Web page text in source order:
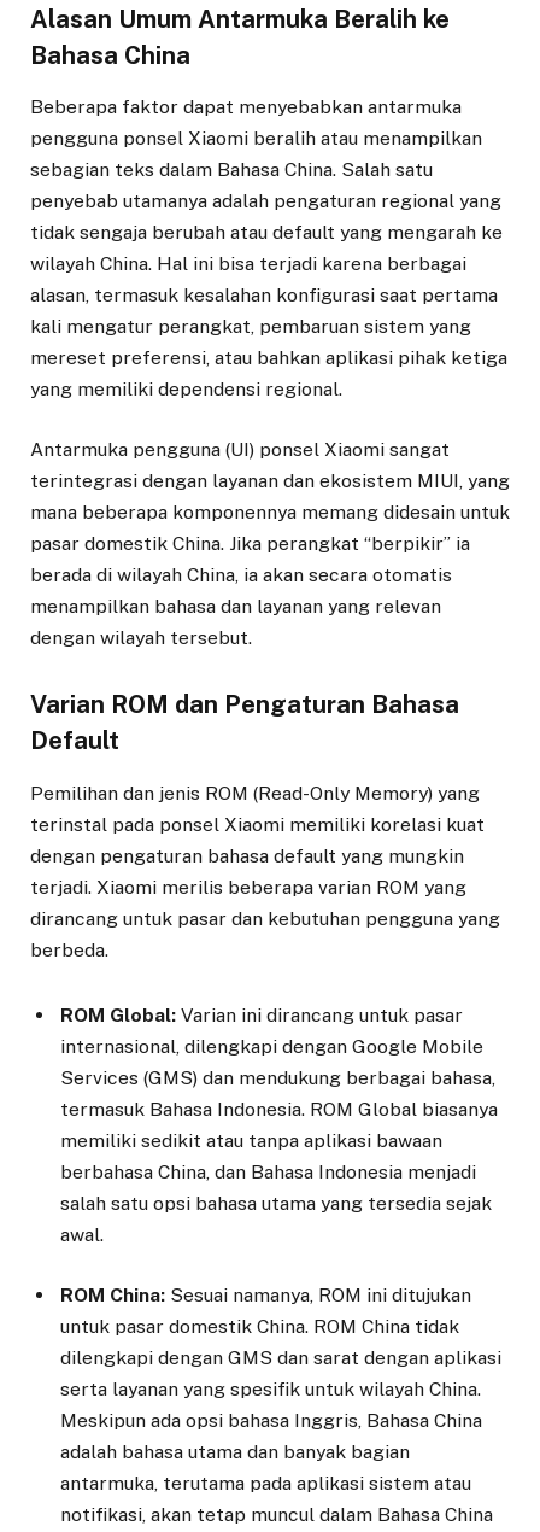
Alasan Umum Antarmuka Beralih ke
Bahasa China
Beberapa faktor dapat menyebabkan antarmuka
pengguna ponsel Xiaomi beralih atau menampilkan
sebagian teks dalam Bahasa China. Salah satu
penyebab utamanya adalah pengaturan regional yang
tidak sengaja berubah atau default yang mengarah ke
wilayah China. Hal ini bisa terjadi karena berbagai
alasan, termasuk kesalahan konfigurasi saat pertama
kali mengatur perangkat, pembaruan sistem yang
mereset preferensi, atau bahkan aplikasi pihak ketiga
yang memiliki dependensi regional.
Antarmuka pengguna (UI) ponsel Xiaomi sangat
terintegrasi dengan layanan dan ekosistem MIUI, yang
mana beberapa komponennya memang didesain untuk
pasar domestik China. Jika perangkat “berpikir” ia
berada di wilayah China, ia akan secara otomatis
menampilkan bahasa dan layanan yang relevan
dengan wilayah tersebut.
Varian ROM dan Pengaturan Bahasa
Default
Pemilihan dan jenis ROM (Read-Only Memory) yang
terinstal pada ponsel Xiaomi memiliki korelasi kuat
dengan pengaturan bahasa default yang mungkin
terjadi. Xiaomi merilis beberapa varian ROM yang
dirancang untuk pasar dan kebutuhan pengguna yang
berbeda.
ROM Global: Varian ini dirancang untuk pasar
internasional, dilengkapi dengan Google Mobile
Services (GMS) dan mendukung berbagai bahasa,
termasuk Bahasa Indonesia. ROM Global biasanya
memiliki sedikit atau tanpa aplikasi bawaan
berbahasa China, dan Bahasa Indonesia menjadi
salah satu opsi bahasa utama yang tersedia sejak
awal.
ROM China: Sesuai namanya, ROM ini ditujukan
untuk pasar domestik China. ROM China tidak
dilengkapi dengan GMS dan sarat dengan aplikasi
serta layanan yang spesifik untuk wilayah China.
Meskipun ada opsi bahasa Inggris, Bahasa China
adalah bahasa utama dan banyak bagian
antarmuka, terutama pada aplikasi sistem atau
notifikasi, akan tetap muncul dalam Bahasa China